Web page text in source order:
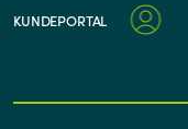
KUNDEPORTAL